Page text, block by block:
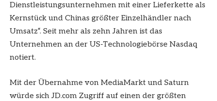
Dienstleistungsunternehmen mit einer Lieferkette als
Kernstück und Chinas größter Einzelhändler nach
Umsatz“. Seit mehr als zehn Jahren ist das
Unternehmen an der US-Technologiebörse Nasdaq
notiert.
Mit der Übernahme von MediaMarkt und Saturn
würde sich JD.com Zugriff auf einen der größten